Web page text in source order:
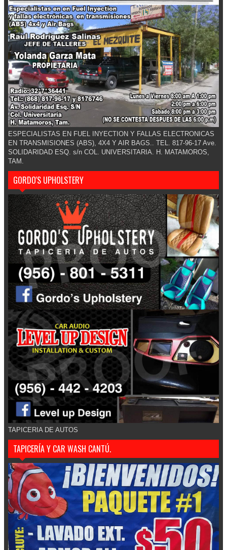
ESPECIALISTAS EN FUEL INYECTION Y FALLAS ELECTRONICAS
EN TRANSMISIONES (ABS), 4X4 Y AIR BAGS.. TEL. 817-96-17 Ave.
SOLIDARIDAD ESQ. s/n COL. UNIVERSITARIA. H. MATAMOROS,
TAM.
GORDO'S UPHOLSTERY
TAPICERIA DE AUTOS
TAPICERÍA Y CAR WASH CANTÚ.